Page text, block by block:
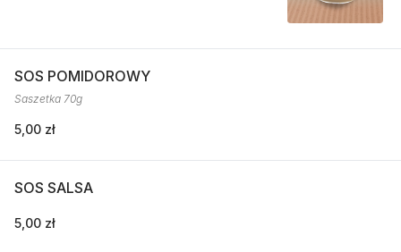
SOS POMIDOROWY
Saszetka 70g
5,00 zł
SOS SALSA
5,00 zł